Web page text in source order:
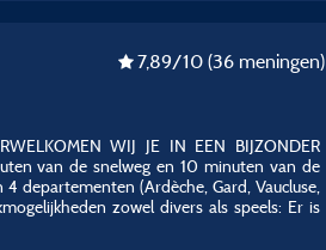
7,89/10 (36 meningen)
WIJ JE IN EEN BIJZONDER
van de snelweg en 10 minuten van de
departementen (Ardèche, Gard, Vaucluse,
zowel divers als speels: Er is